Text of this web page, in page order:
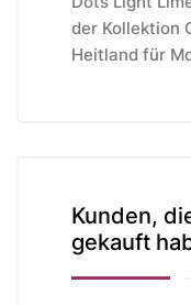
der Kollektion
Heitland für
Kunden,
gekauft